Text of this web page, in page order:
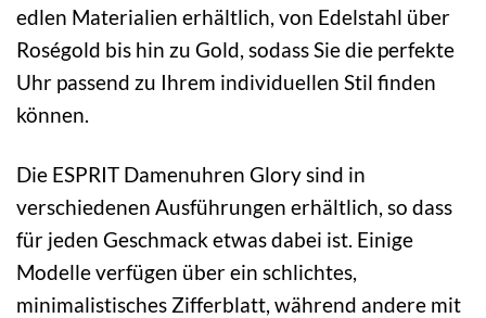
edlen Materialien erhältlich, von Edelstahl über
Roségold bis hin zu Gold, sodass Sie die perfekte
Uhr passend zu Ihrem individuellen Stil finden
können.
Die ESPRIT Damenuhren Glory sind in
verschiedenen Ausführungen erhältlich, so dass
für jeden Geschmack etwas dabei ist. Einige
Modelle verfügen über ein schlichtes,
minimalistisches Zifferblatt, während andere mit